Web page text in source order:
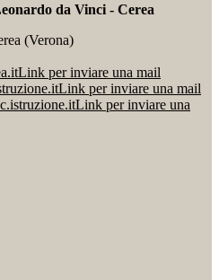
da Vinci - Cerea
(Verona)
Link per inviare una mail
Link per inviare una mail
Link per inviare una